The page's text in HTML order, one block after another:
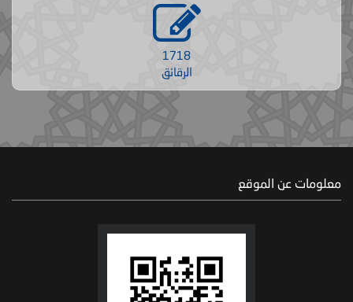
1718
الرقائق
معلومات عن الموقع